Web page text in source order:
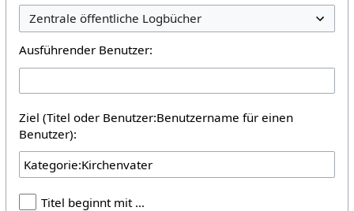
Ausführender Benutzer:
Ziel (Titel oder Benutzer:Benutzername für einen
Benutzer):
Titel beginnt mit …